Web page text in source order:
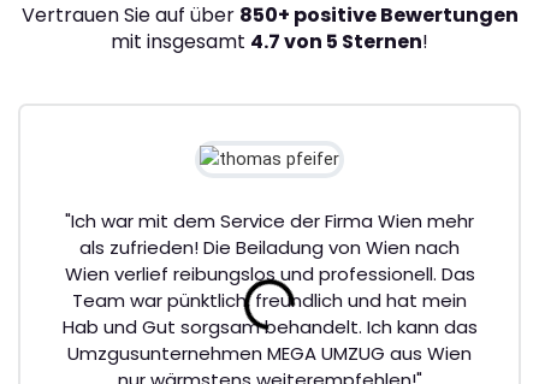
Vertrauen Sie auf über 850+ positive Bewertungen
mit insgesamt 4.7 von 5 Sternen!
"Ich war mit dem Service der Firma Wien mehr
als zufrieden! Die Beiladung von Wien nach
Wien verlief reibungslos und professionell. Das
Team war pünktlich, freundlich und hat mein
Hab und Gut sorgsam behandelt. Ich kann das
Umzgusunternehmen MEGA UMZUG aus Wien